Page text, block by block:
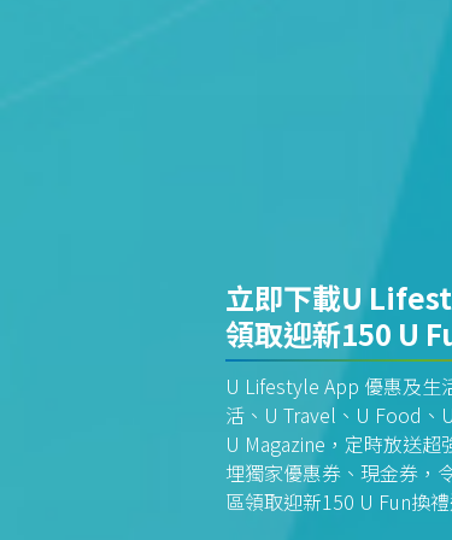
立即下載U
領取迎新150 U
U Lifestyle App 優惠及生
活、U Travel、U Food、
U Magazine，定時放送
埋獨家優惠券、現金券，
區領取迎新150 U Fun換禮